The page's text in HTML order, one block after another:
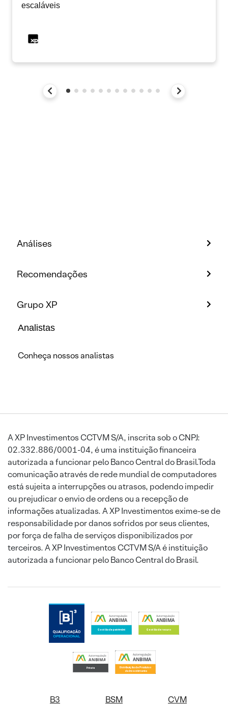
escaláveis
Análises
Recomendações
Grupo XP
Analistas
Conheça nossos analistas
A XP Investimentos CCTVM S/A, inscrita sob o CNPJ:
02.332.886/0001-04, é uma instituição financeira
autorizada a funcionar pelo Banco Central do Brasil.Toda
comunicação através de rede mundial de computadores
está sujeita a interrupções ou atrasos, podendo impedir
ou prejudicar o envio de ordens ou a recepção de
informações atualizadas. A XP Investimentos exime-se de
responsabilidade por danos sofridos por seus clientes,
por força de falha de serviços disponibilizados por
terceiros. A XP Investimentos CCTVM S/A é instituição
autorizada a funcionar pelo Banco Central do Brasil.
B3 BSM CVM